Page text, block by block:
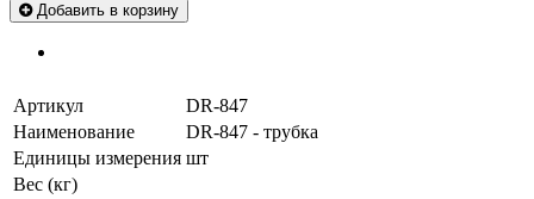
Добавить в корзину
Артикул
DR-847
Наименование
DR-847 - трубка
Единицы измерения шт
Вес (кг)